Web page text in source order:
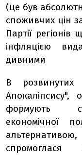
(це був
споживчих цін
Партії регіонів
інфляцією
дивними
В розвинутих
Апокаліпсису",
формують
економічної